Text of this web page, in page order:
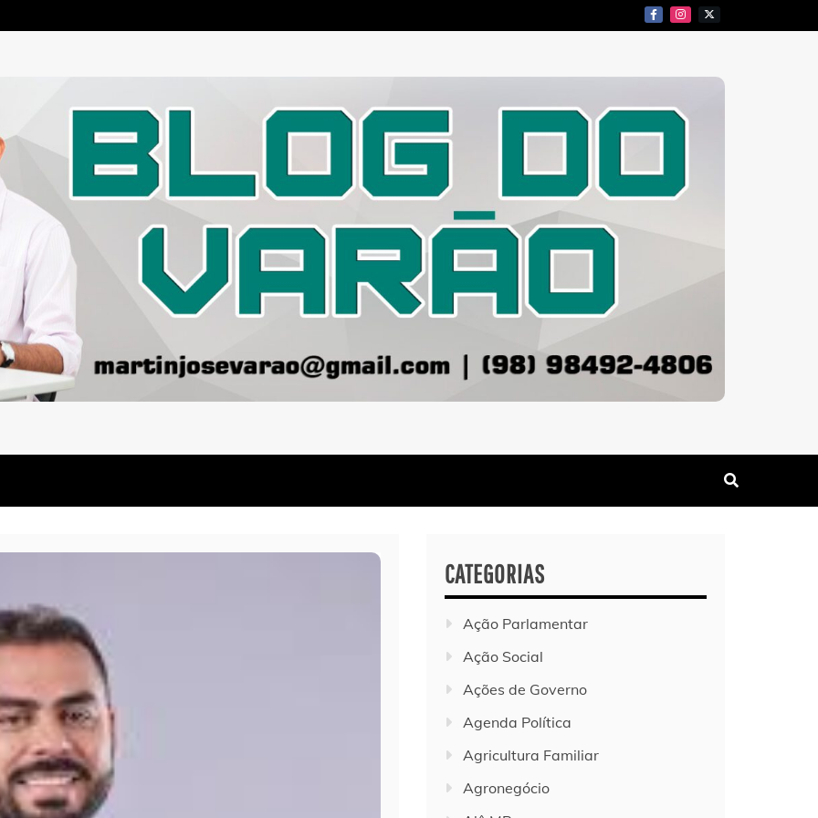
CATEGORIAS
Ação Parlamentar
Ação Social
Ações de Governo
Agenda Política
Agricultura Familiar
Agronegócio